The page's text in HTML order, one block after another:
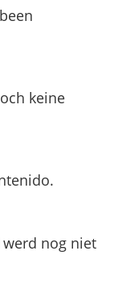
keine
nog niet